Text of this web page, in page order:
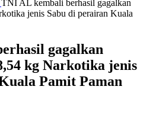
TNI AL kembali berhasil gagalkan
jenis Sabu di perairan Kuala
gagalkan
kg Narkotika jenis
Pamit Paman